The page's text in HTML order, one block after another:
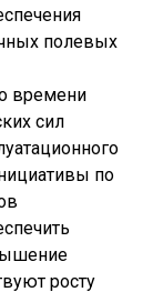
полевых
времени
сил
по
росту